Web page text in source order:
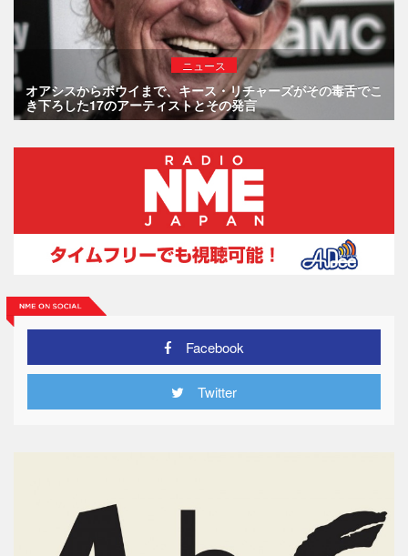
ニュース
オアシスからボウイまで、キース・リチャーズがその毒舌でこ
き下ろした17のアーティストとその発言
Facebook
Twitter